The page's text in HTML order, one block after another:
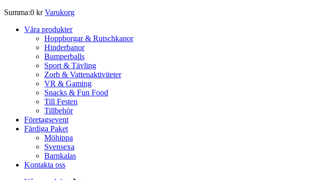
Summa:0 kr Varukorg
Våra produkter
Hoppborgar & Rutschkanor
Hinderbanor
Bumperballs
Sport & Tävling
Zorb & Vattenaktiviteter
VR & Gaming
Snacks & Fun Food
Till Festen
Tillbehör
Företagsevent
Färdiga Paket
Möhippa
Svensexa
Barnkalas
Kontakta oss